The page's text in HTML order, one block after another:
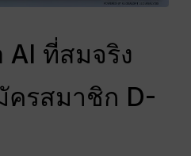
AI ที่สมจริง
ครสมาชิก D-